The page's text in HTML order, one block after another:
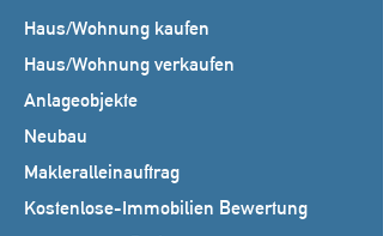
Haus/Wohnung kaufen
Haus/Wohnung verkaufen
Anlageobjekte
Neubau
Makleralleinauftrag
Kostenlose-Immobilien Bewertung